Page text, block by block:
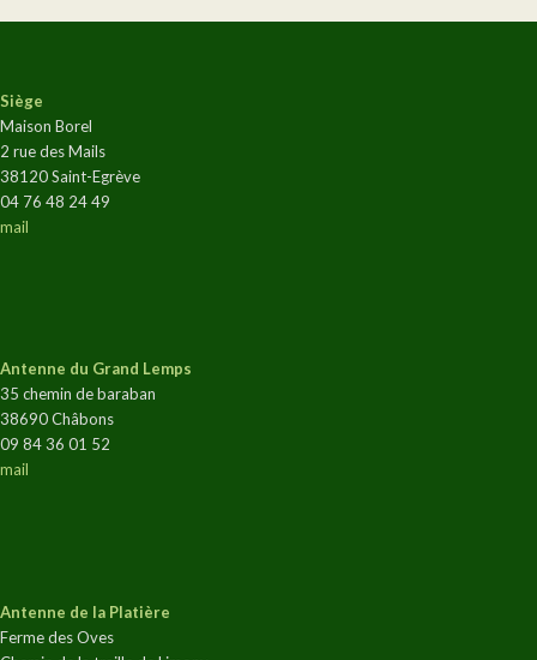
Siège
Maison Borel
2 rue des Mails
38120 Saint-Egrève
04 76 48 24 49
mail
Antenne du Grand Lemps
35 chemin de baraban
38690 Châbons
09 84 36 01 52
mail
Antenne de la Platière
Ferme des Oves